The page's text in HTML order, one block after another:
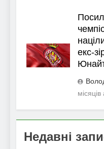
екс-
місяців
Недавні